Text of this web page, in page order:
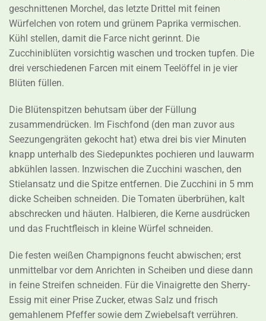
geschnittenen Morchel, das letzte Drittel mit feinen
Würfelchen von rotem und grünem Paprika vermischen.
Kühl stellen, damit die Farce nicht gerinnt. Die
Zucchiniblüten vorsichtig waschen und trocken tupfen. Die
drei verschiedenen Farcen mit einem Teelöffel in je vier
Blüten füllen.
Die Blütenspitzen behutsam über der Füllung
zusammendrücken. Im Fischfond (den man zuvor aus
Seezungengräten gekocht hat) etwa drei bis vier Minuten
knapp unterhalb des Siedepunktes pochieren und lauwarm
abkühlen lassen. Inzwischen die Zucchini waschen, den
Stielansatz und die Spitze entfernen. Die Zucchini in 5 mm
dicke Scheiben schneiden. Die Tomaten überbrühen, kalt
abschrecken und häuten. Halbieren, die Kerne ausdrücken
und das Fruchtfleisch in kleine Würfel schneiden.
Die festen weißen Champignons feucht abwischen; erst
unmittelbar vor dem Anrichten in Scheiben und diese dann
in feine Streifen schneiden. Für die Vinaigrette den Sherry-
Essig mit einer Prise Zucker, etwas Salz und frisch
gemahlenem Pfeffer sowie dem Zwiebelsaft verrühren.